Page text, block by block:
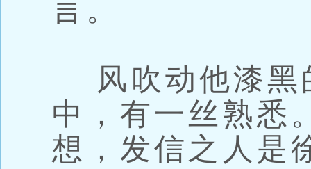
言。
风吹动他漆黑
中，有一丝熟悉
想，发信之人是